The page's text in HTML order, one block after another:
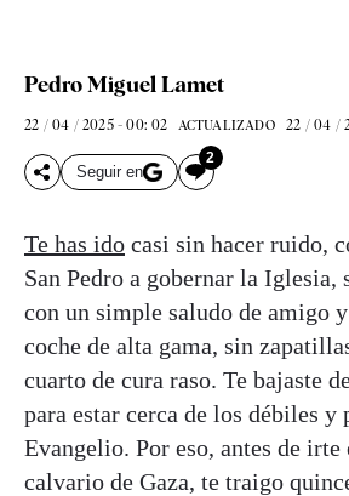
Pedro Miguel Lamet
22 / 04 / 2025 - 00: 02 ACTUALIZADO 22 / 04 /
Seguir en
2
Te has ido casi sin hacer ruido,
San Pedro a gobernar la Iglesia,
con un simple saludo de amigo
coche de alta gama, sin
cuarto de cura raso. Te bajaste
para estar cerca de los débiles y
Evangelio. Por eso, antes de irte
calvario de Gaza, te traigo